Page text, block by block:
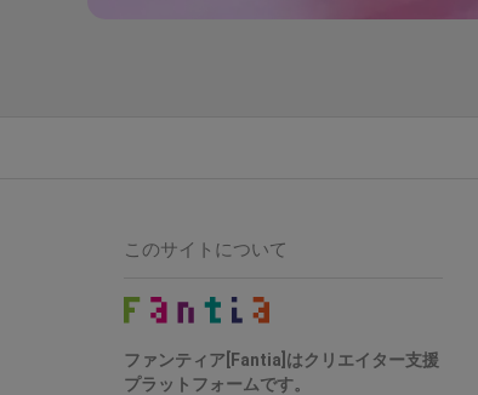
このサイトについて
ファンティア[Fantia]はクリエイター支援
プラットフォームです。